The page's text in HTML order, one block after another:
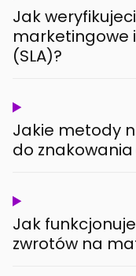
Jak
marketingowe
(SLA)?
Jakie metody
do
Jak
zwrotów na